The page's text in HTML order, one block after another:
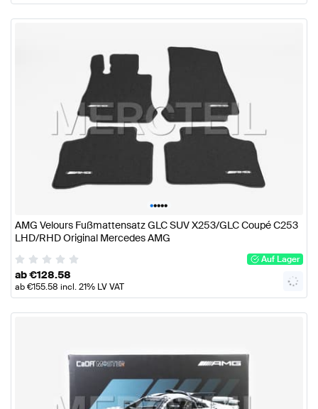
•••••
AMG Velours Fußmattensatz GLC SUV X253/GLC Coupé C253
LHD/RHD Original Mercedes AMG
Auf Lager
ab€128.58
ab€155.58 incl. 21% LV VAT